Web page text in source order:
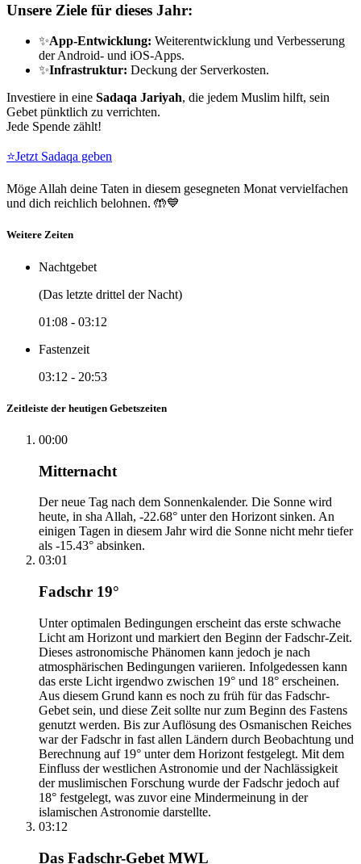
Unsere Ziele für dieses Jahr:
✨App-Entwicklung: Weiterentwicklung und Verbesserung
der Android- und iOS-Apps.
✨Infrastruktur: Deckung der Serverkosten.
Investiere in eine Sadaqa Jariyah, die jedem Muslim hilft, sein
Gebet pünktlich zu verrichten.
Jede Spende zählt!
⭐Jetzt Sadaqa geben
Möge Allah deine Taten in diesem gesegneten Monat vervielfachen
und dich reichlich belohnen. 🤲💙
Weitere Zeiten
Nachtgebet
(Das letzte drittel der Nacht)
01:08 - 03:12
Fastenzeit
03:12 - 20:53
Zeitleiste der heutigen Gebetszeiten
00:00
Mitternacht
Der neue Tag nach dem Sonnenkalender. Die Sonne wird
heute, in sha Allah, -22.68° unter den Horizont sinken. An
einigen Tagen in diesem Jahr wird die Sonne nicht mehr tiefer
als -15.43° absinken.
03:01
Fadschr 19°
Unter optimalen Bedingungen erscheint das erste schwache
Licht am Horizont und markiert den Beginn der Fadschr-Zeit.
Dieses astronomische Phänomen kann jedoch je nach
atmosphärischen Bedingungen variieren. Infolgedessen kann
das erste Licht irgendwo zwischen 19° und 18° erscheinen.
Aus diesem Grund kann es noch zu früh für das Fadschr-
Gebet sein, und diese Zeit sollte nur zum Beginn des Fastens
genutzt werden. Bis zur Auflösung des Osmanischen Reiches
war der Fadschr in fast allen Ländern durch Beobachtung und
Berechnung auf 19° unter dem Horizont festgelegt. Mit dem
Einfluss der westlichen Astronomie und der Nachlässigkeit
der muslimischen Forschung wurde der Fadschr jedoch auf
18° festgelegt, was zuvor eine Mindermeinung in der
islamischen Astronomie darstellte.
03:12
Das Fadschr-Gebet MWL